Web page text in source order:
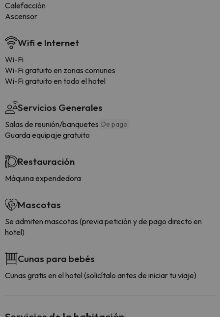
Calefacción
Ascensor
Wifi e Internet
Wi-Fi
Wi-Fi gratuito en zonas comunes
Wi-Fi gratuito en todo el hotel
Servicios Generales
Salas de reunión/banquetes De pago
Guarda equipaje gratuito
Restauración
Máquina expendedora
Mascotas
Se admiten mascotas (previa petición y de pago directo en
hotel)
Cunas para bebés
Cunas gratis en el hotel (solicítalo antes de iniciar tu viaje)